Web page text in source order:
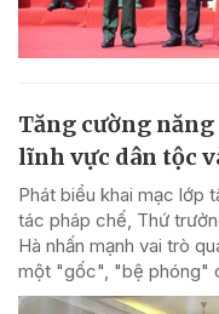
Tăng cường
lĩnh vực dân tộc
Phát biểu khai mạc lớp
tác pháp chế, Thứ
Hà nhấn mạnh vai trò
một "gốc", "bệ phóng"